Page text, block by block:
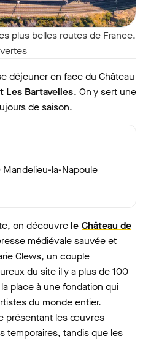
plus belles routes de France.
déjeuner en face du Château
Les Bartavelles. On y sert une
de saison.
Mandelieu-la-Napoule
on découvrele Château de
médiévale sauvée et
Clews, un couple
du site il y a plus de 100
place à une fondation qui
du monde entier.
présentant les œuvres
temporaires, tandis que les